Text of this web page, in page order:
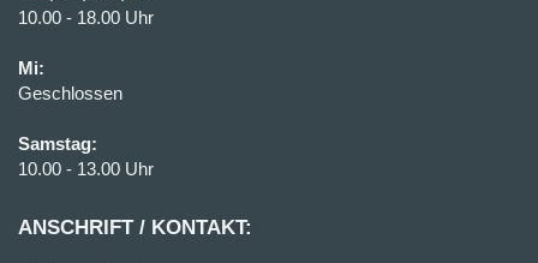
10.00 - 18.00 Uhr
Mi:
Geschlossen
Samstag:
10.00 - 13.00 Uhr
ANSCHRIFT / KONTAKT: